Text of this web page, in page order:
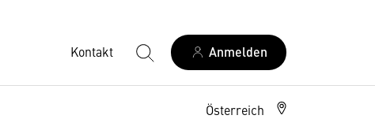
Kontakt Anmelden
Österreich